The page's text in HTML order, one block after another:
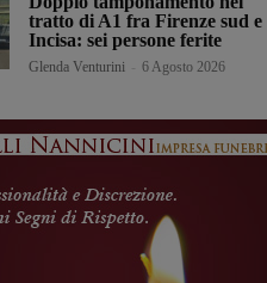
tratto di A1 fra Firenze sud e
Incisa: sei persone ferite
Glenda Venturini 6 Agosto 2026